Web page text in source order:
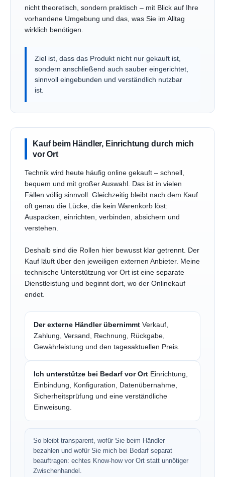
nicht theoretisch, sondern praktisch – mit Blick auf Ihre
vorhandene Umgebung und das, was Sie im Alltag
wirklich benötigen.
Ziel ist, dass das Produkt nicht nur gekauft ist,
sondern anschließend auch sauber eingerichtet,
sinnvoll eingebunden und verständlich nutzbar
ist.
Kauf beim Händler, Einrichtung durch mich
vor Ort
Technik wird heute häufig online gekauft – schnell,
bequem und mit großer Auswahl. Das ist in vielen
Fällen völlig sinnvoll. Gleichzeitig bleibt nach dem Kauf
oft genau die Lücke, die kein Warenkorb löst:
Auspacken, einrichten, verbinden, absichern und
verstehen.
Deshalb sind die Rollen hier bewusst klar getrennt. Der
Kauf läuft über den jeweiligen externen Anbieter. Meine
technische Unterstützung vor Ort ist eine separate
Dienstleistung und beginnt dort, wo der Onlinekauf
endet.
Der externe Händler übernimmt Verkauf,
Zahlung, Versand, Rechnung, Rückgabe,
Gewährleistung und den tagesaktuellen Preis.
Ich unterstütze bei Bedarf vor Ort Einrichtung,
Einbindung, Konfiguration, Datenübernahme,
Sicherheitsprüfung und eine verständliche
Einweisung.
So bleibt transparent, wofür Sie beim Händler
bezahlen und wofür Sie mich bei Bedarf separat
beauftragen: echtes Know-how vor Ort statt unnötiger
Zwischenhandel.